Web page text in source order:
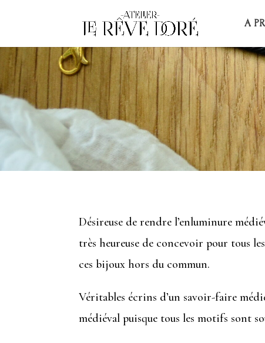
A
Désireuse de rendre l’enluminure
très heureuse de concevoir pour tous
ces bijoux hors du commun.
Véritables écrins d’un savoir-faire
médiéval puisque tous les motifs sont